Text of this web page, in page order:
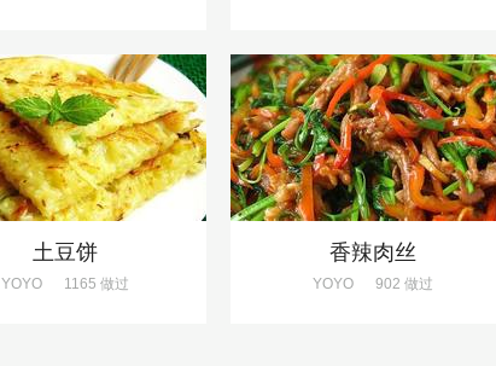
土豆饼
YOYO1165 做过
香辣肉丝
YOYO902 做过